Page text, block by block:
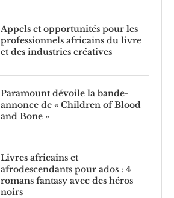
Appels et opportunités pour les
professionnels africains du livre
et des industries créatives
Paramount dévoile la bande-
annonce de « Children of Blood
and Bone »
Livres africains et
afrodescendants pour ados : 4
romans fantasy avec des héros
noirs